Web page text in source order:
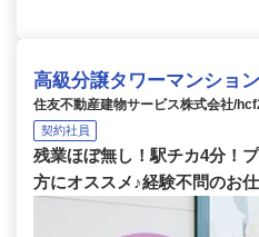
高級分譲タワーマンショ
住友不動産建物サービス株式会社/
契約社員
残業ほぼ無し！駅チカ4分！
方にオススメ♪経験不問のお仕